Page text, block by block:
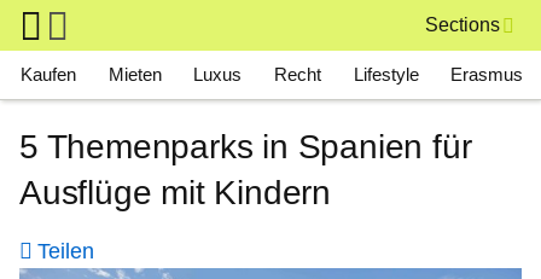
Skip to main content
Sections
Main navigation
Kaufen Mieten Luxus Recht Lifestyle Erasmus
5 Themenparks in Spanien für
Ausflüge mit Kindern
Teilen